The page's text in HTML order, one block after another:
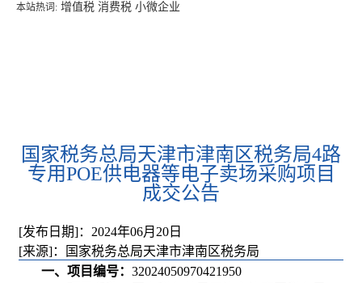
本站热词: 增值税 消费税 小微企业
国家税务总局天津市津南区税务局4路
专用POE供电器等电子卖场采购项目
成交公告
[发布日期]：2024年06月20日
[来源]：国家税务总局天津市津南区税务局
一、项目编号：32024050970421950